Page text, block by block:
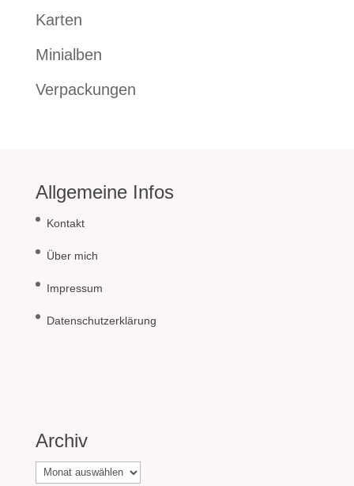
Karten
Minialben
Verpackungen
Allgemeine Infos
Kontakt
Über mich
Impressum
Datenschutzerklärung
Archiv
Archiv